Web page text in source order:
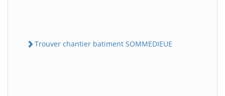
Trouver chantier batiment SOMMEDIEUE